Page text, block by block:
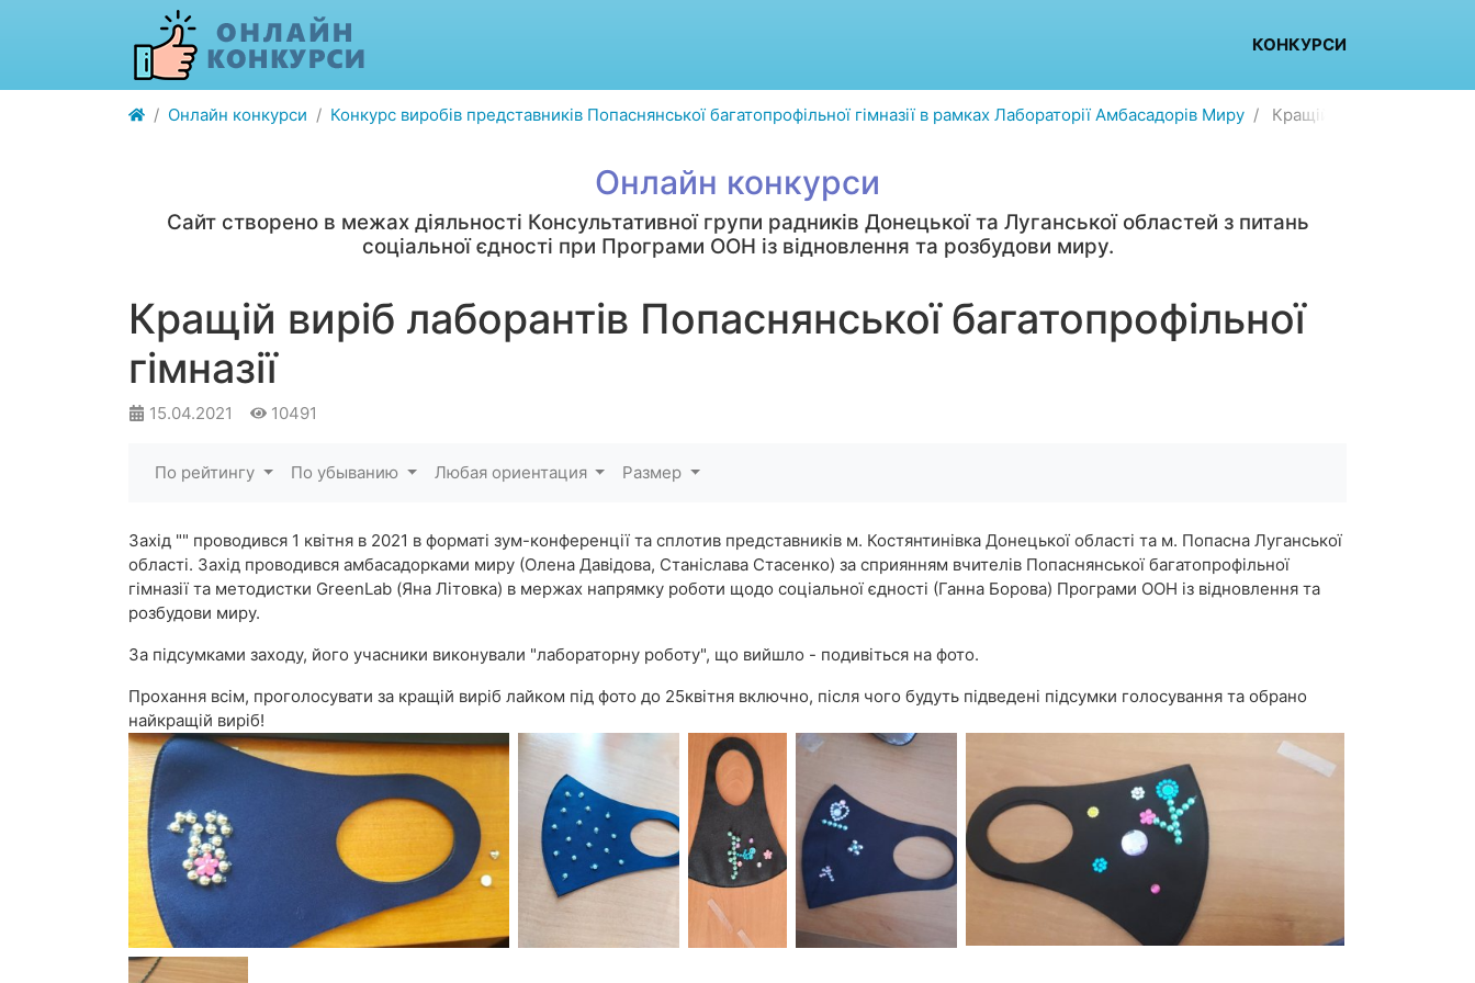
КОНКУРСИ
Онлайн конкурси Конкурс виробів представників Попаснянської багатопрофільної гімназії в рамках Лабораторії Амбасадорів Миру Кращій виріб лаборантів
Онлайн конкурси
Сайт створено в межах діяльності Консультативної групи радників Донецької та Луганської областей з питань
соціальної єдності при Програми ООН із відновлення та розбудови миру.
Кращій виріб лаборантів Попаснянської багатопрофільної
гімназії
15.04.2021 10491
По рейтингу По убыванию Любая ориентация Размер
Захід "" проводився 1 квітня в 2021 в форматі зум-конференції та сплотив представників м. Костянтинівка Донецької області та м. Попасна Луганської
області. Захід проводився амбасадорками миру (Олена Давідова, Станіслава Стасенко) за сприянням вчителів Попаснянської багатопрофільної
гімназії та методистки GreenLab (Яна Літовка) в мержах напрямку роботи щодо соціальної єдності (Ганна Борова) Програми ООН із відновлення та
розбудови миру.
За підсумками заходу, його учасники виконували "лабораторну роботу", що вийшло - подивіться на фото.
Прохання всім, проголосувати за кращій виріб лайком під фото до 25квітня включно, після чого будуть підведені підсумки голосування та обрано
найкращій виріб!